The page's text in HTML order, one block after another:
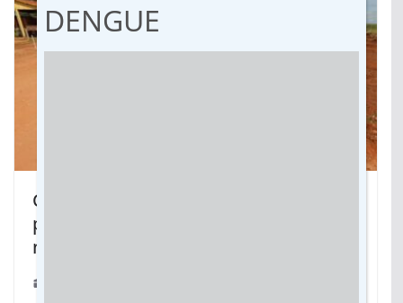
Corguinho: Governo entrega
pavimentação em bairros e inicia obra
na MS-244
DENGUE